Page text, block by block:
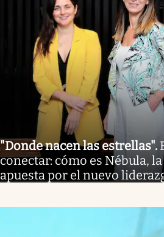
"Donde nacen las estrellas".
conectar: cómo es Nébula,
apuesta por el nuevo